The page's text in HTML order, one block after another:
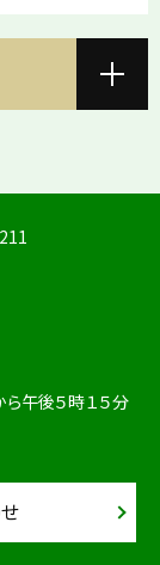
午後５時１５分